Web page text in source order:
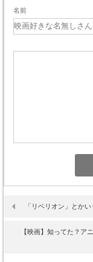
名前
「リベリオン」とか
【映画】知ってた？ア